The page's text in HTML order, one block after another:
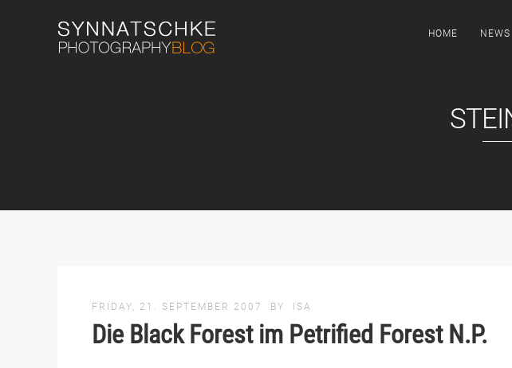
HOME NEWS
FRIDAY, 21. SEPTEMBER 2007 BY ISA
Die Black Forest im Petrified Forest N.P.